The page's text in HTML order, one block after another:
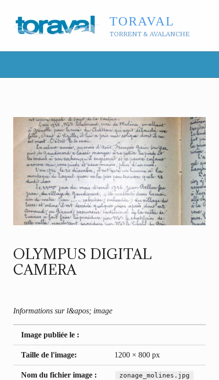
TORAVAL
TORRENT & AVALANCHE
OLYMPUS DIGITAL
CAMERA
Informations sur l&apos; image
Image publiée le :
Taille de l'image: 1200 × 800 px
Nom du fichier image : zonage_molines.jpg